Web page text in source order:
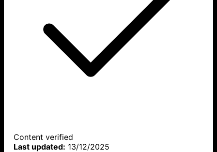
Content verified
Last updated: 13/12/2025